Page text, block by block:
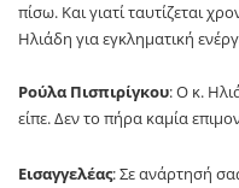
πίσω. Και γιατί ταυτίζεται
Ηλιάδη για εγκληματική
Ρούλα Πισπιρίγκου: Ο κ.
είπε. Δεν το πήρα καμία
Εισαγγελέας: Σε ανάρτησή